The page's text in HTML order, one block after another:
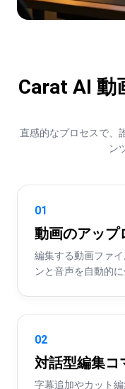
Carat AI 動
直感的なプロセスで、
ン
01
動画のアップ
編集する動画ファ
ンと音声を自動的
02
対話型編集コ
字幕追加やカット